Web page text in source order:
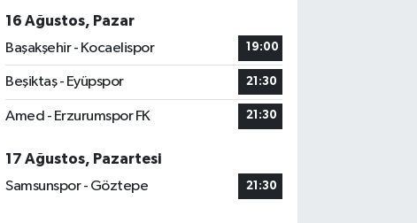
16 Ağustos, Pazar
Başakşehir - Kocaelispor
19:00
Beşiktaş - Eyüpspor 21:30
Amed - Erzurumspor FK 21:30
17 Ağustos, Pazartesi
Samsunspor - Göztepe
21:30